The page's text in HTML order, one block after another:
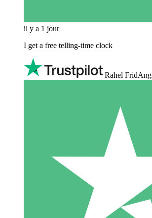
il y a 1 jour
I get a free telling-time clock
Rahel FridAng